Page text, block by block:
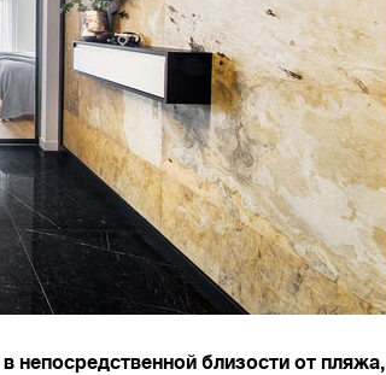
непосредственной близости от пляжа,